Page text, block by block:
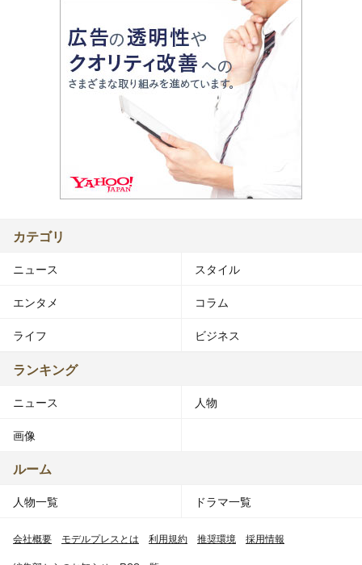
カテゴリ
ニュース スタイル
エンタメ コラム
ライフ ビジネス
ランキング
ニュース 人物
画像
ルーム
人物一覧 ドラマ一覧
会社概要 モデルプレスとは 利用規約 推奨環境 採用情報